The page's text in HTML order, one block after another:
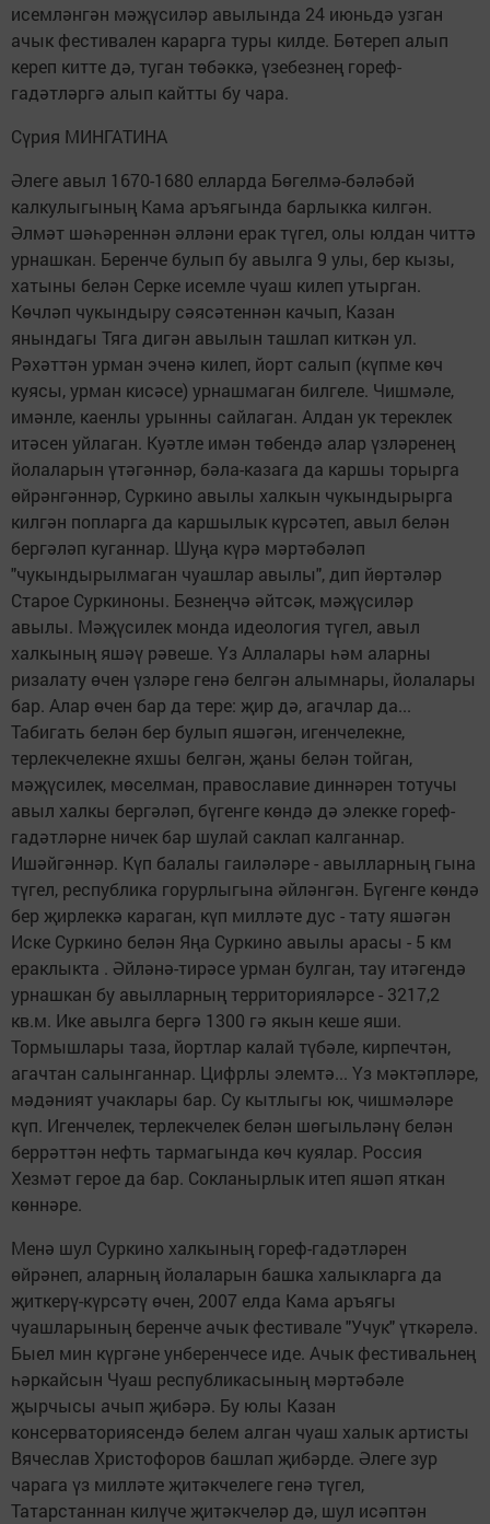
исемләнгән мәҗүсиләр авылында 24 июньдә узган
ачык фестивален карарга туры килде. Бөтереп алып
кереп китте дә, туган төбәккә, үзебезнең гореф-
гадәтләргә алып кайтты бу чара.
Сүрия МИНГАТИНА
Әлеге авыл 1670-1680 елларда Бөгелмә-бәләбәй
калкулыгының Кама аръягында барлыкка килгән.
Әлмәт шәһәреннән әлләни ерак түгел, олы юлдан читтә
урнашкан. Беренче булып бу авылга 9 улы, бер кызы,
хатыны белән Серке исемле чуаш килеп утырган.
Көчләп чукындыру сәясәтеннән качып, Казан
янындагы Тяга дигән авылын ташлап киткән ул.
Рәхәттән урман эченә килеп, йорт салып (күпме көч
куясы, урман кисәсе) урнашмаган билгеле. Чишмәле,
имәнле, каенлы урынны сайлаган. Алдан ук тереклек
итәсен уйлаган. Куәтле имән төбендә алар үзләренең
йолаларын үтәгәннәр, бәла-казага да каршы торырга
өйрәнгәннәр, Суркино авылы халкын чукындырырга
килгән попларга да каршылык күрсәтеп, авыл белән
бергәләп куганнар. Шуңа күрә мәртәбәләп
"чукындырылмаган чуашлар авылы", дип йөртәләр
Старое Суркиноны. Безнеңчә әйтсәк, мәҗүсиләр
авылы. Мәҗүсилек монда идеология түгел, авыл
халкының яшәү рәвеше. Үз Аллалары һәм аларны
ризалату өчен үзләре генә белгән алымнары, йолалары
бар. Алар өчен бар да тере: җир дә, агачлар да...
Табигать белән бер булып яшәгән, игенчелекне,
терлекчелекне яхшы белгән, җаны белән тойган,
мәҗүсилек, мөселман, православие диннәрен тотучы
авыл халкы бергәләп, бүгенге көндә дә элекке гореф-
гадәтләрне ничек бар шулай саклап калганнар.
Ишәйгәннәр. Күп балалы гаиләләре - авылларның гына
түгел, республика горурлыгына әйләнгән. Бүгенге көндә
бер җирлеккә караган, күп милләте дус - тату яшәгән
Иске Суркино белән Яңа Суркино авылы арасы - 5 км
ераклыкта . Әйләнә-тирәсе урман булган, тау итәгендә
урнашкан бу авылларның территорияләрсе - 3217,2
кв.м. Ике авылга бергә 1300 гә якын кеше яши.
Тормышлары таза, йортлар калай түбәле, кирпечтән,
агачтан салынганнар. Цифрлы элемтә... Үз мәктәпләре,
мәдәният учаклары бар. Су кытлыгы юк, чишмәләре
күп. Игенчелек, терлекчелек белән шөгыльләнү белән
беррәттән нефть тармагында көч куялар. Россия
Хезмәт герое да бар. Сокланырлык итеп яшәп яткан
көннәре.
Менә шул Суркино халкының гореф-гадәтләрен
өйрәнеп, аларның йолаларын башка халыкларга да
җиткерү-күрсәтү өчен, 2007 елда Кама аръягы
чуашларының беренче ачык фестивале "Учук" үткәрелә.
Быел мин күргәне унберенчесе иде. Ачык фестивальнең
һәркайсын Чуаш республикасының мәртәбәле
җырчысы ачып җибәрә. Бу юлы Казан
консерваториясендә белем алган чуаш халык артисты
Вячеслав Христофоров башлап җибәрде. Әлеге зур
чарага үз милләте җитәкчелеге генә түгел,
Татарстаннан килүче җитәкчеләр дә, шул исәптән